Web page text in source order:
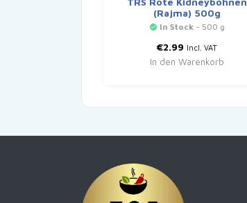
(Rajma) 500g
In Stock- 500 g
€2.99 Incl. VAT
In den Warenkorb